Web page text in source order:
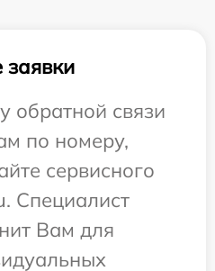
обратной связи
по номеру,
сервисного
Специалист
Вам для